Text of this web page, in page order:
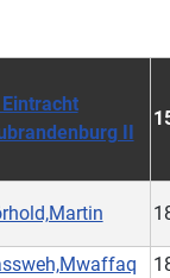
Eintracht
II